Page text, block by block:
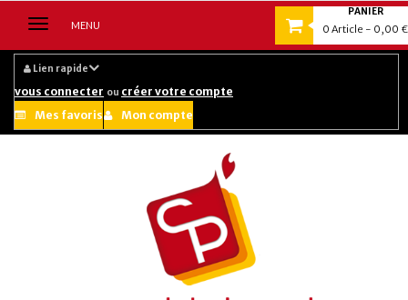
Lien rapide
vous connecter ou créer votre compte
Mes favoris
Mon compte
PANIER
0 Article - 0,00 €
Navigation
MENU